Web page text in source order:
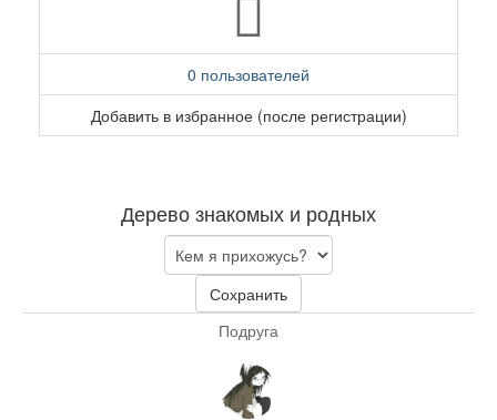
0 пользователей
Добавить в избранное (после регистрации)
Дерево знакомых и родных
Сохранить
Подруга